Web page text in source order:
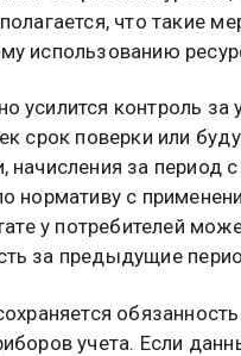
что такие
использованию
усилится контроль за
срок поверки или
начисления за период
нормативу с
у потребителей
за предыдущие
учета. Если